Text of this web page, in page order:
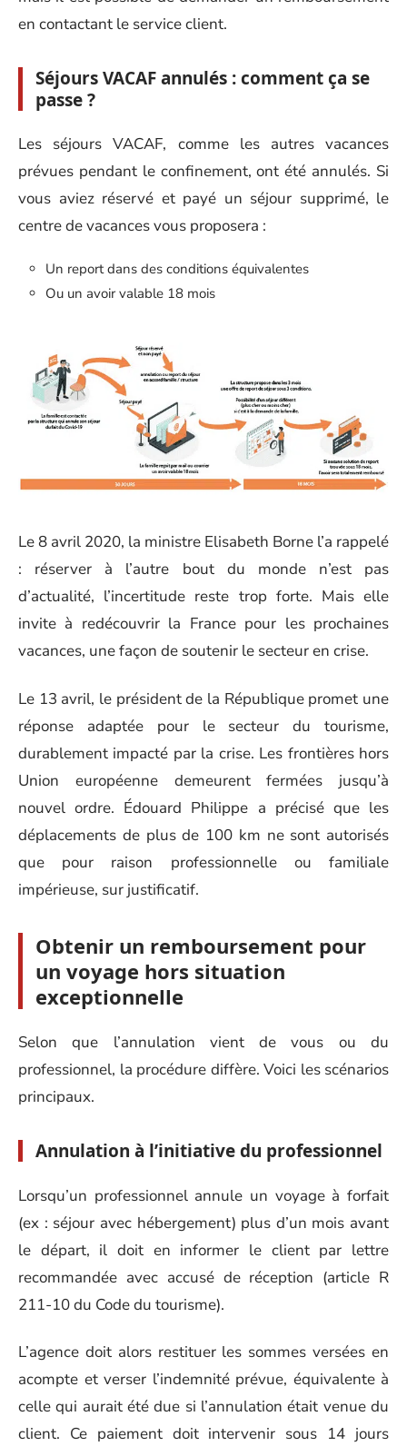
en contactant le service client.
Séjours VACAF annulés : comment ça se
passe ?
Les séjours VACAF, comme les autres vacances
prévues pendant le confinement, ont été annulés. Si
vous aviez réservé et payé un séjour supprimé, le
centre de vacances vous proposera :
Un report dans des conditions équivalentes
Ou un avoir valable 18 mois
Le 8 avril 2020, la ministre Elisabeth Borne l’a rappelé
: réserver à l’autre bout du monde n’est pas
d’actualité, l’incertitude reste trop forte. Mais elle
invite à redécouvrir la France pour les prochaines
vacances, une façon de soutenir le secteur en crise.
Le 13 avril, le président de la République promet une
réponse adaptée pour le secteur du tourisme,
durablement impacté par la crise. Les frontières hors
Union européenne demeurent fermées jusqu’à
nouvel ordre. Édouard Philippe a précisé que les
déplacements de plus de 100 km ne sont autorisés
que pour raison professionnelle ou familiale
impérieuse, sur justificatif.
Obtenir un remboursement pour
un voyage hors situation
exceptionnelle
Selon que l’annulation vient de vous ou du
professionnel, la procédure diffère. Voici les scénarios
principaux.
Annulation à l’initiative du professionnel
Lorsqu’un professionnel annule un voyage à forfait
(ex : séjour avec hébergement) plus d’un mois avant
le départ, il doit en informer le client par lettre
recommandée avec accusé de réception (article R
211-10 du Code du tourisme).
L’agence doit alors restituer les sommes versées en
acompte et verser l’indemnité prévue, équivalente à
celle qui aurait été due si l’annulation était venue du
client. Ce paiement doit intervenir sous 14 jours